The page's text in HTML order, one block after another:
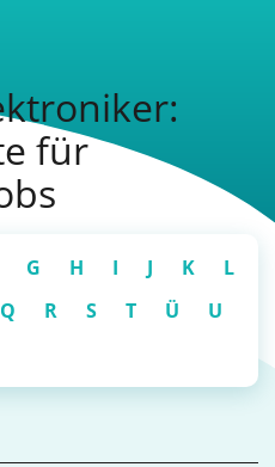
für
G H I J K
L
Q R S T Ü
U